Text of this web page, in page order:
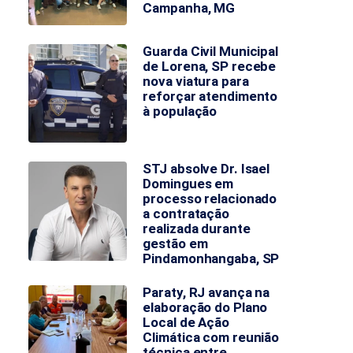
Campanha, MG
Guarda Civil Municipal
de Lorena, SP recebe
nova viatura para
reforçar atendimento
à população
STJ absolve Dr. Isael
Domingues em
processo relacionado
a contratação
realizada durante
gestão em
Pindamonhangaba, SP
Paraty, RJ avança na
elaboração do Plano
Local de Ação
Climática com reunião